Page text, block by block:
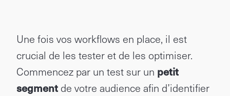
Une fois vos workflows en place, il est
crucial de les tester et de les optimiser.
Commencez par un test sur un petit
segment de votre audience afin d’identifier